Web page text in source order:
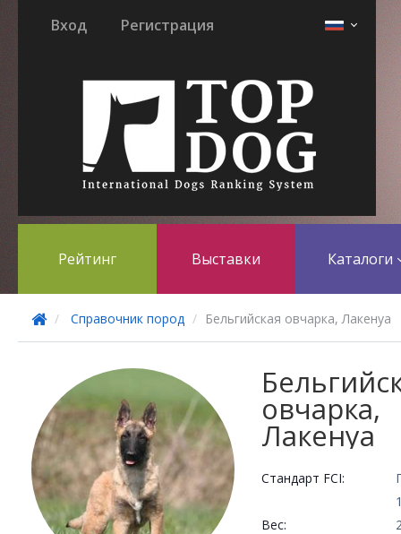
Вход Регистрация
Рейтинг Выставки Каталоги
Справочник пород Бельгийская овчарка, Лакенуа
овчарка,
Лакенуа
Стандарт FCI:
Вес: